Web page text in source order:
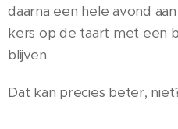
daarna een hele avond
kers op de taart met een
blijven.
Dat kan precies beter,